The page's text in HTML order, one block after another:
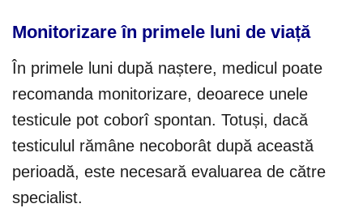
Monitorizare în primele luni de viață
În primele luni după naștere, medicul poate
recomanda monitorizare, deoarece unele
testicule pot coborî spontan. Totuși, dacă
testiculul rămâne necoborât după această
perioadă, este necesară evaluarea de către
specialist.